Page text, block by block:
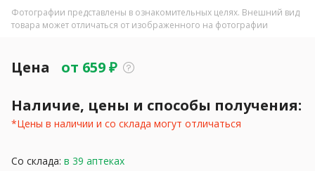
Фотографии представлены в ознакомительных целях. Внешний вид
товара может отличаться от изображенного на фотографии
Цена от 659₽
Наличие, цены и способы получения:
*Цены в наличии и со склада могут отличаться
Со склада: в 39 аптеках